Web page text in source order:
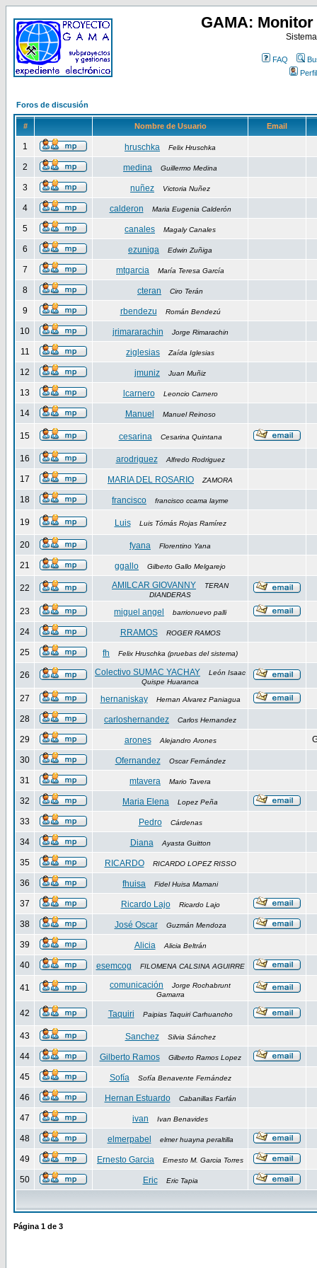
GAMA:
FAQ
Perfil
Foros de discusión
# Nombre de Usuario Email
1 hruschka Felix Hruschka
2 medina Guillermo Medina
3 nuñez Victoria Nuñez
4 calderon Maria Eugenia Calderón
5 canales Magaly Canales
6 ezuniga Edwin Zuñiga
7 mtgarcia María Teresa García
8 cteran Ciro Terán
9 rbendezu Román Bendezú
10 jrimararachin Jorge Rimarachin
11 ziglesias Zaída Iglesias
12 jmuniz Juan Muñiz
13 lcarnero Leoncio Carnero
14 Manuel Manuel Reinoso
15 cesarina Cesarina Quintana
16 arodriguez Alfredo Rodriguez
17 MARIA DEL ROSARIO ZAMORA
18 francisco francisco ccama layme
19 Luis Luis Tómás Rojas Ramírez
20 fyana Florentino Yana
21 ggallo Gilberto Gallo Melgarejo
22 AMILCAR GIOVANNY
TERAN
DIANDERAS
23 miguel angel barrionuevo palli
24 RRAMOS ROGER RAMOS
25 fh Felix Hruschka (pruebas del sistema)
26 Colectivo SUMAC YACHAY
León Isaac
Quispe Huaranca
27 hernaniskay Hernan Alvarez Paniagua
28 carloshernandez Carlos Hernandez
29 arones Alejandro Arones
30 Ofernandez Oscar Fernández
31 mtavera Mario Tavera
32 Maria Elena Lopez Peña
33 Pedro Cárdenas
34 Diana Ayasta Guitton
35 RICARDO RICARDO LOPEZ RISSO
36 fhuisa Fidel Huisa Mamani
37 Ricardo Lajo Ricardo Lajo
38 José Oscar Guzmán Mendoza
39 Alicia Alicia Beltrán
40 esemcog FILOMENA CALSINA AGUIRRE
41 comunicación
Jorge Rochabrunt
Gamarra
42 Taquiri Paipias Taquiri Carhuancho
43 Sanchez Silvia Sánchez
44 Gilberto Ramos Gilberto Ramos Lopez
45 Sofía Sofía Benavente Fernández
46 Hernan Estuardo Cabanillas Farfán
47 ivan Ivan Benavides
48 elmerpabel elmer huayna peraltilla
49 Ernesto Garcia Ernesto M. Garcia Torres
50 Eric Eric Tapia
Página 1 de 3